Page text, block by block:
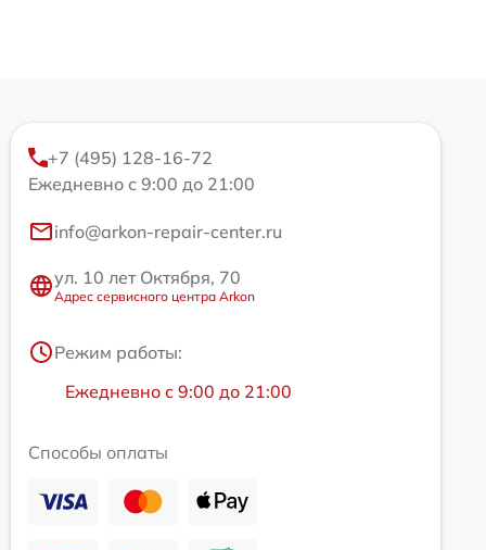
+7 (495) 128-16-72
Ежедневно с 9:00 до 21:00
info@arkon-repair-center.ru
ул. 10 лет Октября, 70
Адрес сервисного центра Arkon
Режим работы:
Ежедневно с 9:00 до 21:00
Способы оплаты